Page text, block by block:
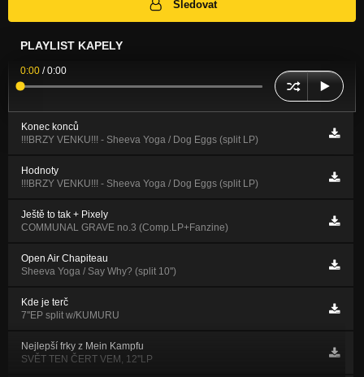
Sledovat
PLAYLIST KAPELY
0:00 /0:00
Konec konců
!!!BRZY VENKU!!! - Sheeva Yoga / Dog Eggs (split LP)
Hodnoty
!!!BRZY VENKU!!! - Sheeva Yoga / Dog Eggs (split LP)
Ještě to tak + Pixely
COMMUNAL GRAVE no​.​3 (Comp​.​LP​+​Fanzine)
Open Air Chapiteau
Sheeva Yoga / Say Why? (split 10'')
Kde je terč
7''EP split w/KUMURU
Nejlepší frky z Mein Kampfu
SVĚT TEN ČERT VEM, 12''LP